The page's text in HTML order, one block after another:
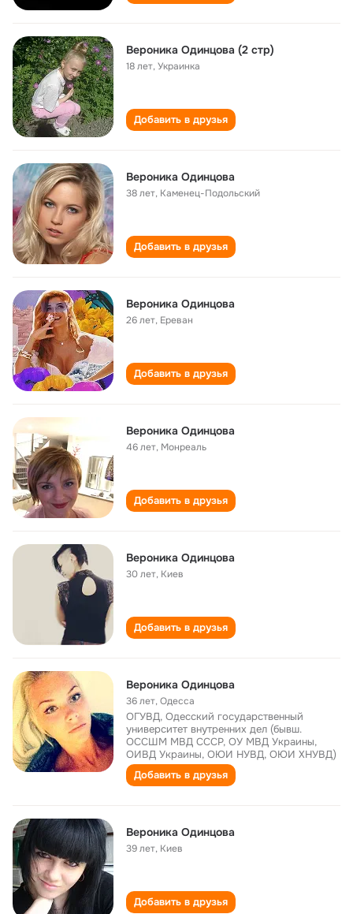
Вероника Одинцова (2 стр)
18 лет,Украинка
Добавить в друзья
Вероника Одинцова
38 лет, Каменец-Подольский
Добавить в друзья
Вероника Одинцова
26 лет, Ереван
Добавить в друзья
Вероника Одинцова
46 лет, Монреаль
Добавить в друзья
Вероника Одинцова
30 лет, Киев
Добавить в друзья
Вероника Одинцова
36 лет,Одесса
ОГУВД, Одесский государственный
университет внутренних дел (бывш.
ОССШМ МВД СССР, ОУ МВД Украины,
ОИВД Украины, ОЮИ НУВД, ОЮИ ХНУВД)
Добавить в друзья
Вероника Одинцова
39 лет, Киев
Добавить в друзья